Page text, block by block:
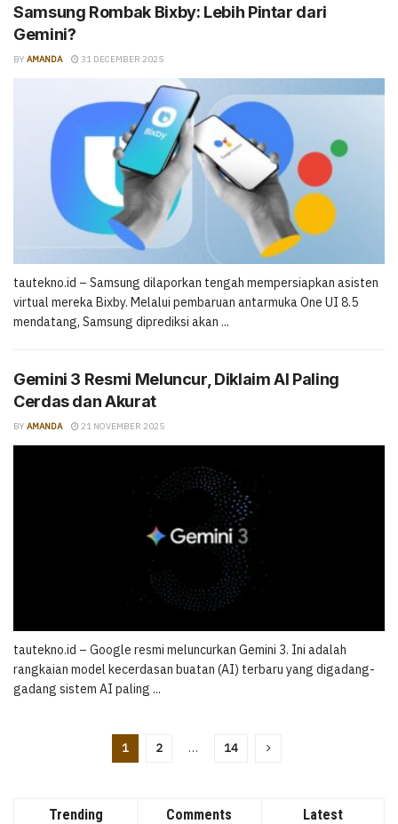
Samsung Rombak Bixby: Lebih Pintar dari
Gemini?
BY AMANDA 31 DECEMBER 2025
tautekno.id – Samsung dilaporkan tengah mempersiapkan asisten
virtual mereka Bixby. Melalui pembaruan antarmuka One UI 8.5
mendatang, Samsung diprediksi akan ...
Gemini 3 Resmi Meluncur, Diklaim AI Paling
Cerdas dan Akurat
BY AMANDA 21 NOVEMBER 2025
tautekno.id – Google resmi meluncurkan Gemini 3. Ini adalah
rangkaian model kecerdasan buatan (AI) terbaru yang digadang-
gadang sistem AI paling ...
1 2 … 14
Trending Comments Latest